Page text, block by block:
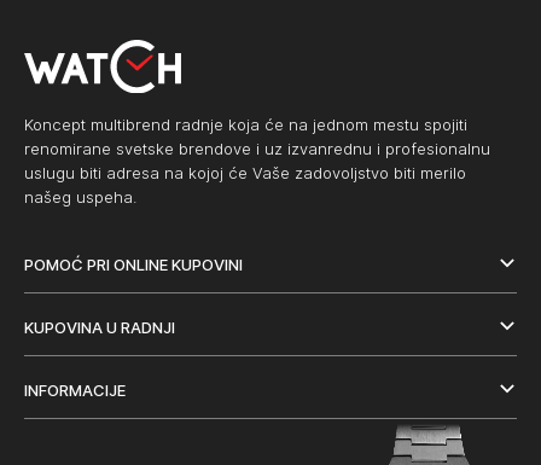
Koncept multibrend radnje koja će na jednom mestu spojiti
renomirane svetske brendove i uz izvanrednu i profesionalnu
uslugu biti adresa na kojoj će Vaše zadovoljstvo biti merilo
našeg uspeha.
POMOĆ PRI ONLINE KUPOVINI
KUPOVINA U RADNJI
INFORMACIJE